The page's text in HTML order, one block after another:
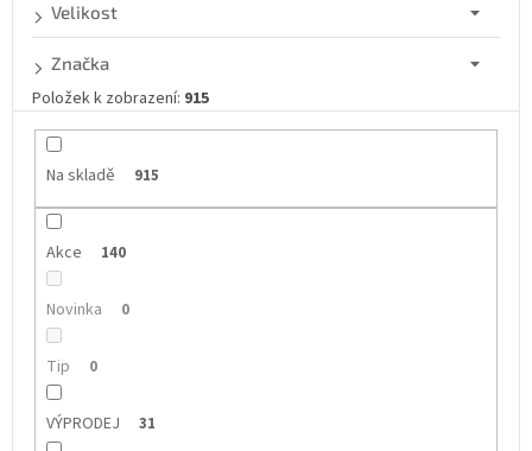
Na skladě 915
Akce 140
Novinka 0
Tip 0
VÝPRODEJ 31
Velikost
Značka
Položek k zobrazení: 915